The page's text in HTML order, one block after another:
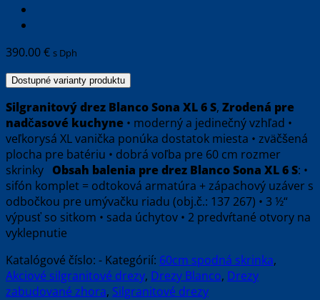
390.00€ s Dph
Dostupné varianty produktu
Silgranitový drez Blanco Sona XL 6 S, Zrodená pre
nadčasové kuchyne • moderný a jedinečný vzhľad •
veľkorysá XL vanička ponúka dostatok miesta • zväčšená
plocha pre batériu • dobrá voľba pre 60 cm rozmer
skrinky Obsah balenia pre drez Blanco Sona XL 6 S: •
sifón komplet = odtoková armatúra + zápachový uzáver s
odbočkou pre umývačku riadu (obj.č.: 137 267) • 3 ½“
výpusť so sitkom • sada úchytov • 2 predvŕtané otvory na
vyklepnutie
Katalógové číslo: - Kategórií: 60cm spodná skrinka,
Akciové silgranitové drezy, Drezy Blanco, Drezy
zabudované zhora, Silgranitové drezy